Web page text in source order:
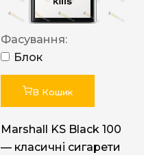
Фасування:
Блок
В Кошик
Marshall KS Black 100
— класичні сигарети